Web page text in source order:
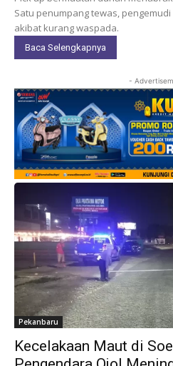
Satu penumpang tewas,
akibat kurang waspada.
Baca Selengkapnya
-
Pekanbaru
Kecelakaan Maut di